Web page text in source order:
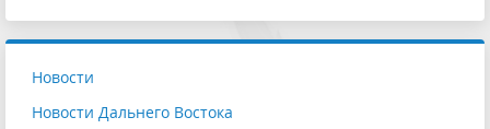
Новости
Новости Дальнего Востока